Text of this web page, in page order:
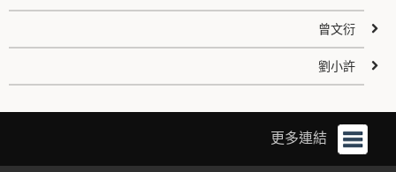
曾文衍
劉小許
更多連結